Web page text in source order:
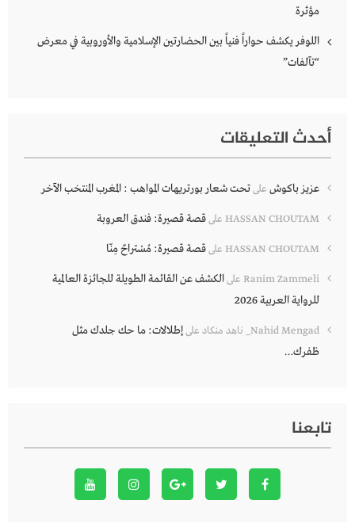
مؤثرة
اللوفر يكشف حواراً فنياً بين الحضارتين الإسلامية والأوروبية في معرض
“تآلفات”
أحدث التعليقات
عزيز باكوش علىتحت شعار بورتريهات المواهب : المغرب المنتخب الآخر
HASSAN CHOUTAM علىقصة قصيرة: فندق العروبة
HASSAN CHOUTAM علىقصة قصيرة: مُسْتراحٌ مِنّا
Ranim Zammeli علىالكشف عن القائمة الطويلة للجائزة العالمية
للرواية العربية 2026
Nahid Mengad_ ناهد منكاد علىإطلالات: ما حك جلدك مثل
ظفرك…
تابعنا